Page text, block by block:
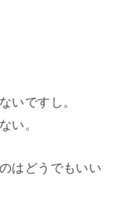
いですし。
い。
はどうでもいい